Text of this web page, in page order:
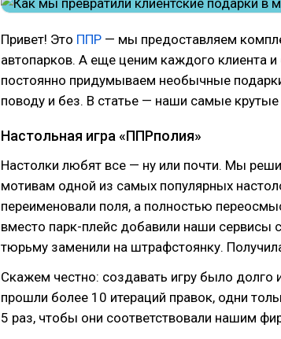
Привет! Это ППР — мы предоставляем
автопарков. А еще ценим каждого клиента и
постоянно придумываем необычные
поводу и без. В статье — наши самые
Настольная игра «ППРполия»
Настолки любят все — ну или почти. Мы
мотивам одной из самых популярных
переименовали поля, а полностью
вместо парк-плейс добавили наши сервисы
тюрьму заменили на штрафстоянку.
Скажем честно: создавать игру было
прошли более 10 итераций правок, одни
5 раз, чтобы они соответствовали нашим